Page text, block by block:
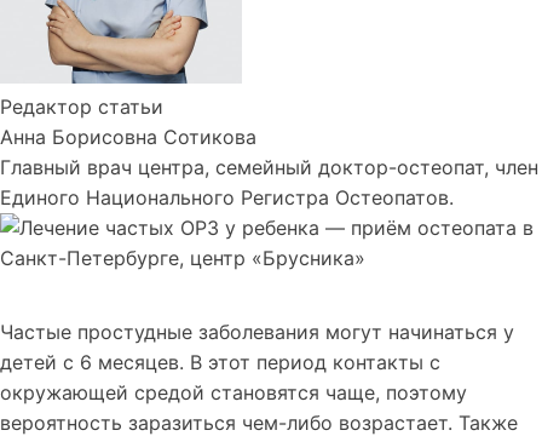
Редактор статьи
Анна Борисовна Сотикова
Главный врач центра, семейный доктор-остеопат, член
Единого Национального Регистра Остеопатов.
Частые простудные заболевания могут начинаться у
детей с 6 месяцев. В этот период контакты с
окружающей средой становятся чаще, поэтому
вероятность заразиться чем-либо возрастает. Также